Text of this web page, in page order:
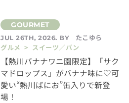
JUL 26TH, 2026. BY
たこゆら
グルメ > スイーツ／パン
【熱川バナナワニ園限定】「サク
マドロップス」がバナナ味に♡可
愛い“熱川ばにお”缶入りで新登
場！